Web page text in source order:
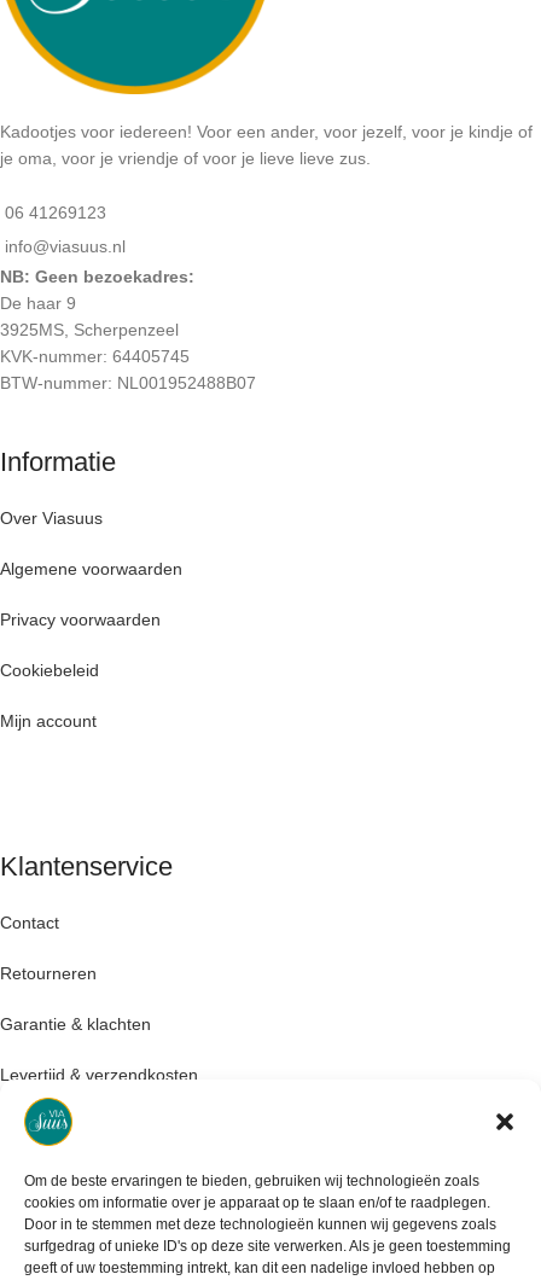
Om de beste ervaringen te bieden, gebruiken wij technologieën zoals
cookies om informatie over je apparaat op te slaan en/of te raadplegen.
Door in te stemmen met deze technologieën kunnen wij gegevens zoals
surfgedrag of unieke ID's op deze site verwerken. Als je geen toestemming
geeft of uw toestemming intrekt, kan dit een nadelige invloed hebben op
Kadootjes voor iedereen! Voor een ander, voor jezelf, voor je kindje of
je oma, voor je vriendje of voor je lieve lieve zus.
06 41269123
info@viasuus.nl
NB: Geen bezoekadres:
De haar 9
3925MS, Scherpenzeel
KVK-nummer: 64405745
BTW-nummer: NL001952488B07
Informatie
Over Viasuus
Algemene voorwaarden
Privacy voorwaarden
Cookiebeleid
Mijn account
Klantenservice
Contact
Retourneren
Garantie & klachten
Levertijd & verzendkosten